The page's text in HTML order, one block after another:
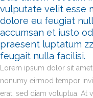
vulputate velit esse
dolore eu feugiat
accumsan et iusto
praesent luptatum
feugait nulla facilisi.
Lorem ipsum dolor sit
nonumy eirmod tempor
erat, sed diam voluptua. At